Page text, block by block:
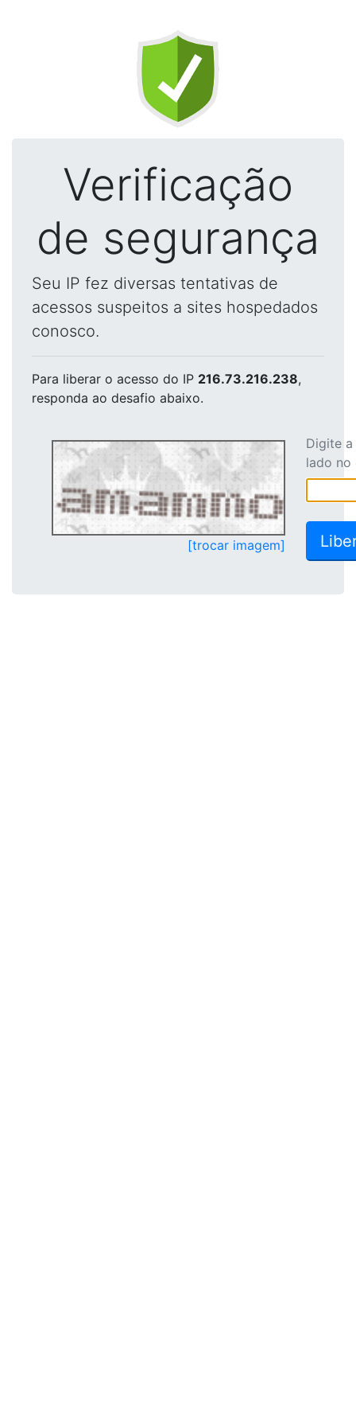
Verificação
de segurança
Seu IP fez diversas tentativas de
acessos suspeitos a sites hospedados
conosco.
Para liberar o acesso do IP 216.73.216.238,
responda ao desafio abaixo.
[trocar imagem]
Digite
lado no